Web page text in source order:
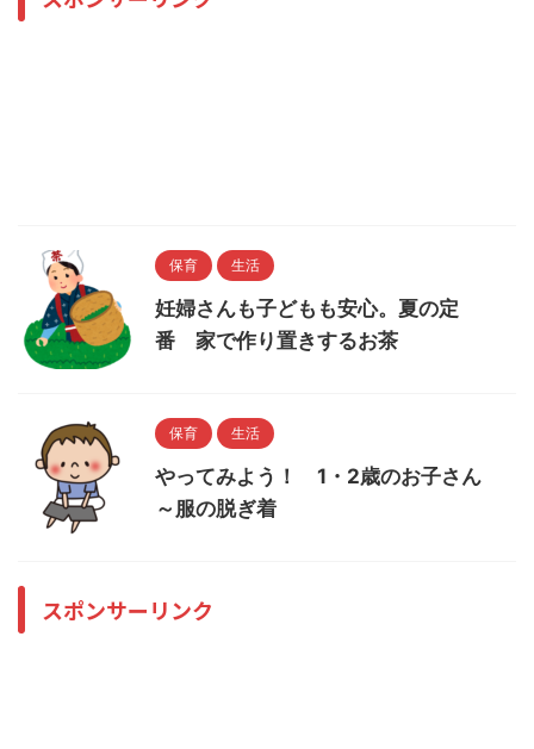
保育 生活
妊婦さんも子どもも安心。夏の定
番 家で作り置きするお茶
保育 生活
やってみよう！ 1・2歳のお子さん
～服の脱ぎ着
スポンサーリンク